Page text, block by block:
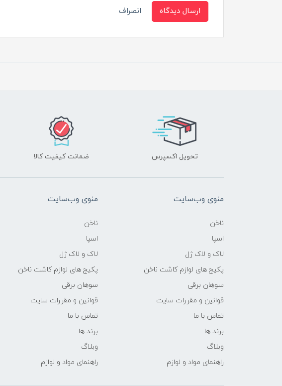
ارسال دیدگاه انصراف
تحویل اکسپرس ضمانت کیفیت کالا
منوی وب‌سایت
ناخن
اسپا
لاک و لاک ژل
پکیج های لوازم کاشت ناخن
سوهان برقی
قوانین و مقررات سایت
تماس با ما
برند ها
وبلاگ
راهنمای مواد و لوازم
منوی وب‌سایت
ناخن
اسپا
لاک و لاک ژل
پکیج های لوازم کاشت ناخن
سوهان برقی
قوانین و مقررات سایت
تماس با ما
برند ها
وبلاگ
راهنمای مواد و لوازم